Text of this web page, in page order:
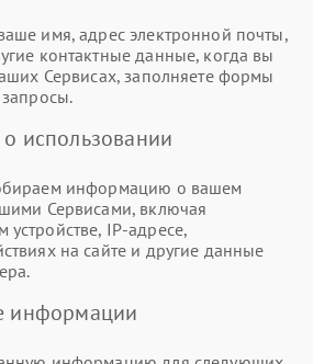
имя, адрес электронной почты,
контактные данные, когда вы
Сервисах, заполняете формы
использовании
информацию о вашем
Сервисами, включая
IP-адресе,
на сайте и другие данные
информации